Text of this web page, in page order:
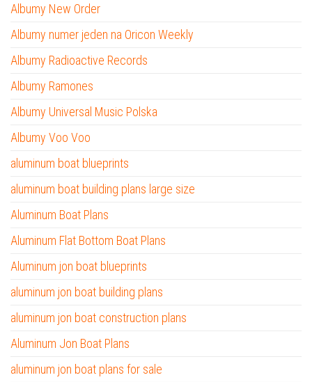
Albumy New Order
Albumy numer jeden na Oricon Weekly
Albumy Radioactive Records
Albumy Ramones
Albumy Universal Music Polska
Albumy Voo Voo
aluminum boat blueprints
aluminum boat building plans large size
Aluminum Boat Plans
Aluminum Flat Bottom Boat Plans
Aluminum jon boat blueprints
aluminum jon boat building plans
aluminum jon boat construction plans
Aluminum Jon Boat Plans
aluminum jon boat plans for sale